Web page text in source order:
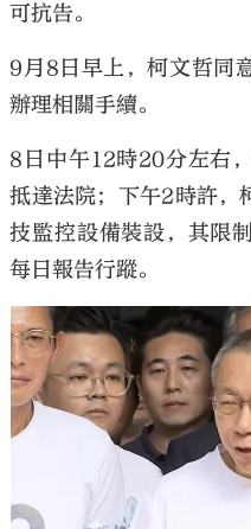
可抗告。
9月8日早上，柯文哲同
辦理相關手續。
8日中午12時20分左右
抵達法院；下午2時許，
技監控設備裝設，其限
每日報告行蹤。